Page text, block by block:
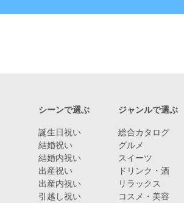
シーンで選ぶ
誕生日祝い
結婚祝い
結婚内祝い
出産祝い
出産内祝い
引越し祝い
ジャンルで選ぶ
総合カタログ
グルメ
スイーツ
ドリンク・酒
リラックス
コスメ・美容